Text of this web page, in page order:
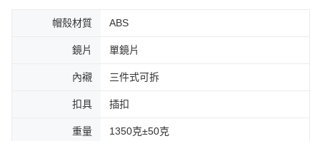
帽殼材質 ABS
鏡片 單鏡片
內襯 三件式可拆
扣具 插扣
重量 1350克±50克